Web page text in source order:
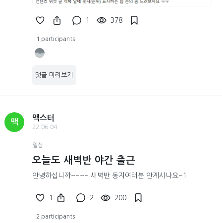
1 378
1 participants
댓글 미리보기
맥
맥스터
22.06.04
일상
오늘도 새벽반 야간 출근
안녕하십니까~~~~ 새벽반 동지여러분 안계시나요~1
1 2 200
2 participants